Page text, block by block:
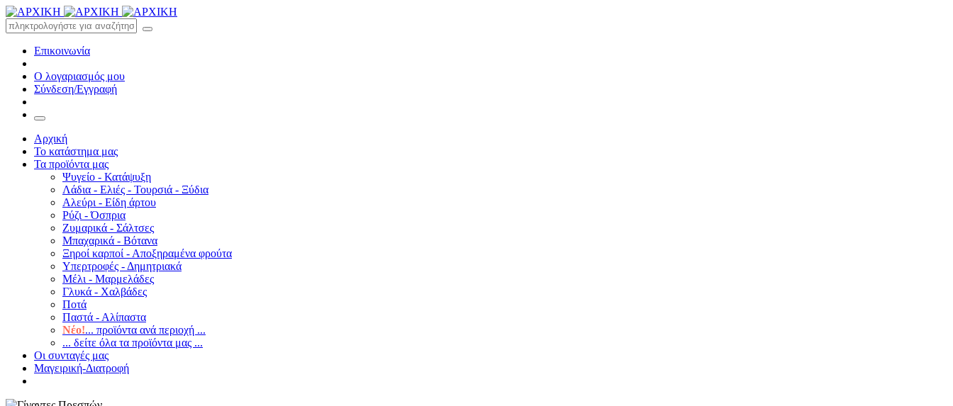
Επικοινωνία
Ο λογαριασμός μου
Σύνδεση/Εγγραφή
Αρχική
Το κατάστημα μας
Τα προϊόντα μας
Ψυγείο - Κατάψυξη
Λάδια - Ελιές - Τουρσιά - Ξύδια
Αλεύρι - Είδη άρτου
Ρύζι - Όσπρια
Ζυμαρικά - Σάλτσες
Μπαχαρικά - Βότανα
Ξηροί καρποί - Αποξηραμένα φρούτα
Υπερτροφές - Δημητριακά
Μέλι - Μαρμελάδες
Γλυκά - Χαλβάδες
Ποτά
Παστά - Αλίπαστα
Νέο!... προϊόντα ανά περιοχή ...
... δείτε όλα τα προϊόντα μας ...
Οι συνταγές μας
Μαγειρική-Διατροφή